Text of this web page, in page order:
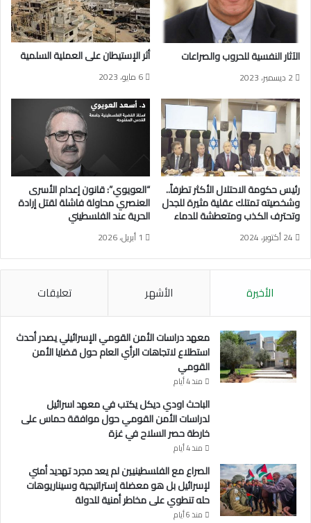
ا
ا
م
ي
ك
ي
ة
ف
ي
ج
ن
ي
ف
ج
د
ة
ب
ي
د
ن
و
ن
ت
ن
ي
ا
ه
ف
و
ك
الآثار النفسية للحروب والصراعات
2 ديسمبر، 2023
أثر الإستيطان على العملية السلمية
6 مايو، 2023
رئيس حكومة الاحتلال الأكثر تطرفاً..
وشخصيته تمتلك عقلية مثيرة للجدل
وتحترف الكذب ومتعطشة للدماء
24 أكتوبر، 2024
“العويوي”: قانون إعدام الأسرى
العنصري محاولة فاشلة لقتل إرادة
الحرية عند الفلسطيني
1 أبريل، 2026
الأخيرة الأشهر تعليقات
معهد دراسات الأمن القومي الإسرائيلي يصدر أحدث
استطلاع لاتجاهات الرأي العام حول قضايا الأمن
القومي
منذ 4 أيام
الباحث اودي ديكل يكتب في معهد اسرائيل
لدراسات الأمن القومي حول موافقة حماس على
خارطة حصر السلاح في غزة
منذ 4 أيام
الصراع مع الفلسطينيين لم يعد مجرد تهديد أمني
لإسرائيل بل هو معضلة إستراتيجية وسيناريوهات
حله تنطوي على مخاطر أمنية للدولة
منذ 6 أيام